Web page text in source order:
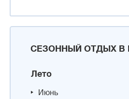
СЕЗОННЫЙ ОТДЫХ В
Лето
Июнь